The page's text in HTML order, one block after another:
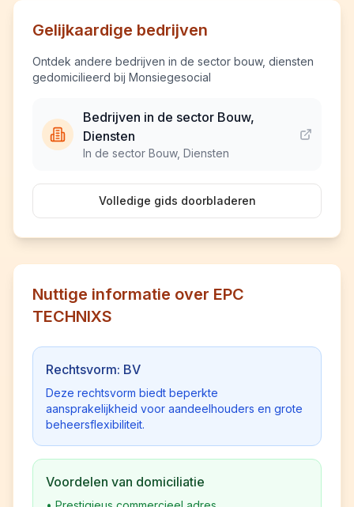
Gelijkaardige bedrijven
Ontdek andere bedrijven in de sector bouw, diensten
gedomicilieerd bij Monsiegesocial
Bedrijven in de sector Bouw,
Diensten
In de sector Bouw, Diensten
Volledige gids doorbladeren
Nuttige informatie over EPC
TECHNIXS
Rechtsvorm: BV
Deze rechtsvorm biedt beperkte
aansprakelijkheid voor aandeelhouders en grote
beheersflexibiliteit.
Voordelen van domiciliatie